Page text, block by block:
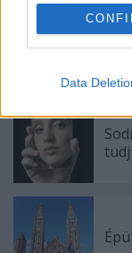
device
I want to
related to
I want to
related to
functionality
user
Data